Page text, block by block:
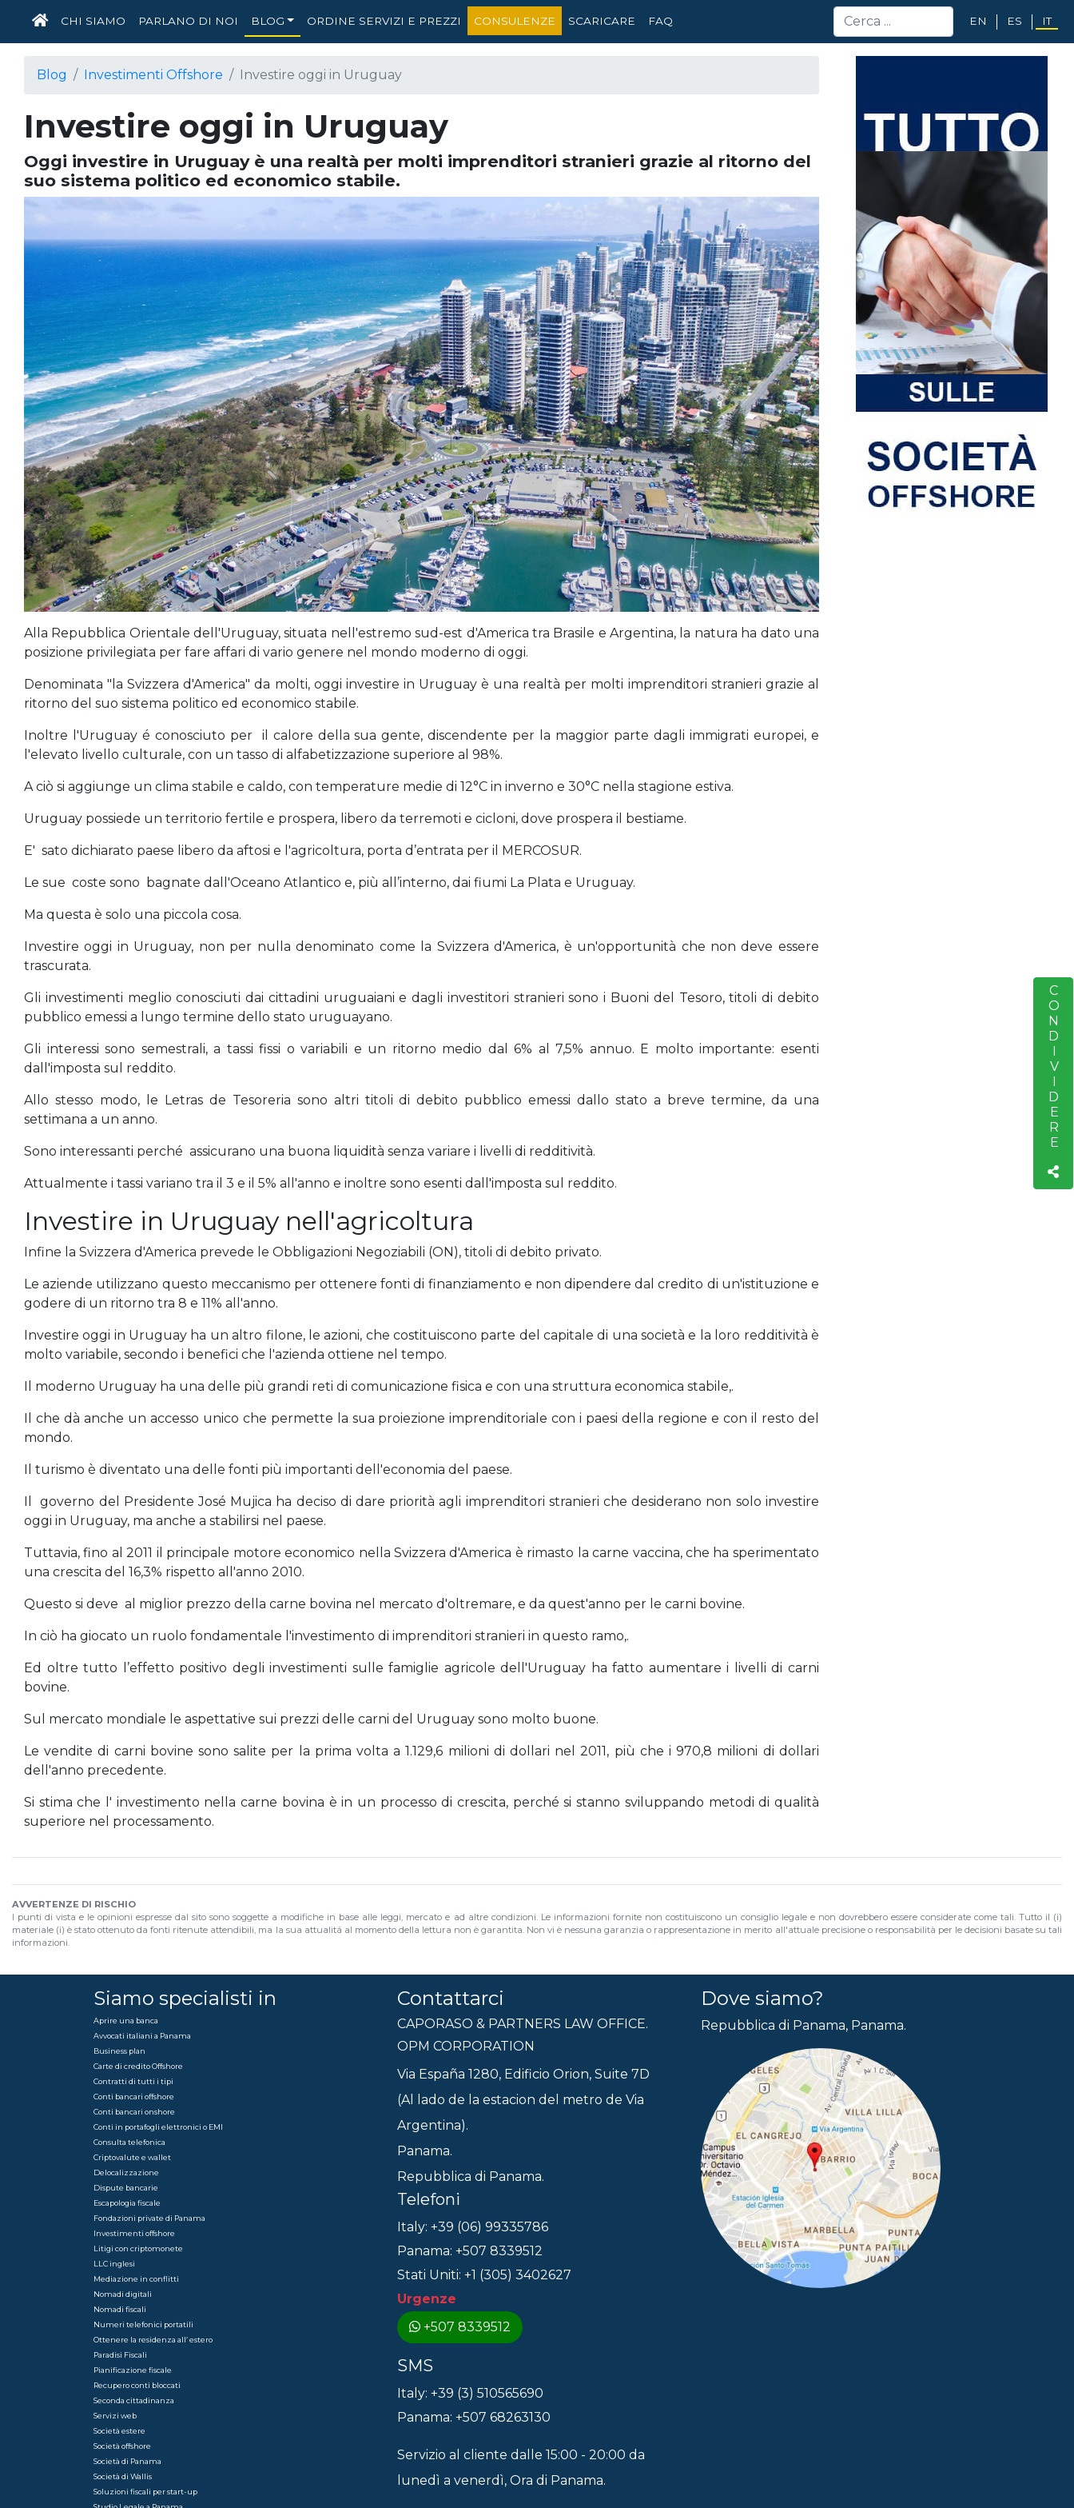
HOME
CHI SIAMO PARLANO DI NOI BLOG ORDINE SERVIZI E PREZZI CONSULENZE SCARICARE FAQ EN ES IT
Blog Investimenti Offshore Investire oggi in Uruguay
Investire oggi in Uruguay
Oggi investire in Uruguay è una realtà per molti imprenditori stranieri grazie al ritorno del
suo sistema politico ed economico stabile.
Alla Repubblica Orientale dell'Uruguay, situata nell'estremo sud-est d'America tra Brasile e Argentina, la natura ha dato una
posizione privilegiata per fare affari di vario genere nel mondo moderno di oggi.
Denominata "la Svizzera d'America" da molti, oggi investire in Uruguay è una realtà per molti imprenditori stranieri grazie al
ritorno del suo sistema politico ed economico stabile.
Inoltre l'Uruguay é conosciuto per il calore della sua gente, discendente per la maggior parte dagli immigrati europei, e
l'elevato livello culturale, con un tasso di alfabetizzazione superiore al 98%.
A ciò si aggiunge un clima stabile e caldo, con temperature medie di 12°C in inverno e 30°C nella stagione estiva.
Uruguay possiede un territorio fertile e prospera, libero da terremoti e cicloni, dove prospera il bestiame.
E' sato dichiarato paese libero da aftosi e l'agricoltura, porta d’entrata per il MERCOSUR.
Le sue coste sono bagnate dall'Oceano Atlantico e, più all’interno, dai fiumi La Plata e Uruguay.
Ma questa è solo una piccola cosa.
Investire oggi in Uruguay, non per nulla denominato come la Svizzera d'America, è un'opportunità che non deve essere
trascurata.
Gli investimenti meglio conosciuti dai cittadini uruguaiani e dagli investitori stranieri sono i Buoni del Tesoro, titoli di debito
pubblico emessi a lungo termine dello stato uruguayano.
Gli interessi sono semestrali, a tassi fissi o variabili e un ritorno medio dal 6% al 7,5% annuo. E molto importante: esenti
dall'imposta sul reddito.
Allo stesso modo, le Letras de Tesoreria sono altri titoli di debito pubblico emessi dallo stato a breve termine, da una
settimana a un anno.
Sono interessanti perché assicurano una buona liquidità senza variare i livelli di redditività.
Attualmente i tassi variano tra il 3 e il 5% all'anno e inoltre sono esenti dall'imposta sul reddito.
Investire in Uruguay nell'agricoltura
Infine la Svizzera d'America prevede le Obbligazioni Negoziabili (ON), titoli di debito privato.
Le aziende utilizzano questo meccanismo per ottenere fonti di finanziamento e non dipendere dal credito di un'istituzione e
godere di un ritorno tra 8 e 11% all'anno.
Investire oggi in Uruguay ha un altro filone, le azioni, che costituiscono parte del capitale di una società e la loro redditività è
molto variabile, secondo i benefici che l'azienda ottiene nel tempo.
Il moderno Uruguay ha una delle più grandi reti di comunicazione fisica e con una struttura economica stabile,.
Il che dà anche un accesso unico che permette la sua proiezione imprenditoriale con i paesi della regione e con il resto del
mondo.
Il turismo è diventato una delle fonti più importanti dell'economia del paese.
Il governo del Presidente José Mujica ha deciso di dare priorità agli imprenditori stranieri che desiderano non solo investire
oggi in Uruguay, ma anche a stabilirsi nel paese.
Tuttavia, fino al 2011 il principale motore economico nella Svizzera d'America è rimasto la carne vaccina, che ha sperimentato
una crescita del 16,3% rispetto all'anno 2010.
Questo si deve al miglior prezzo della carne bovina nel mercato d'oltremare, e da quest'anno per le carni bovine.
In ciò ha giocato un ruolo fondamentale l'investimento di imprenditori stranieri in questo ramo,.
Ed oltre tutto l’effetto positivo degli investimenti sulle famiglie agricole dell'Uruguay ha fatto aumentare i livelli di carni
bovine.
Sul mercato mondiale le aspettative sui prezzi delle carni del Uruguay sono molto buone.
Le vendite di carni bovine sono salite per la prima volta a 1.129,6 milioni di dollari nel 2011, più che i 970,8 milioni di dollari
dell'anno precedente.
Si stima che l' investimento nella carne bovina è in un processo di crescita, perché si stanno sviluppando metodi di qualità
superiore nel processamento.
AVVERTENZE DI RISCHIO
I punti di vista e le opinioni espresse dal sito sono soggette a modifiche in base alle leggi, mercato e ad altre condizioni. Le informazioni fornite non costituiscono un consiglio legale e non dovrebbero essere considerate come tali. Tutto il (i)
materiale (i) è stato ottenuto da fonti ritenute attendibili, ma la sua attualitá al momento della lettura non è garantita. Non vi è nessuna garanzia o rappresentazione in merito all'attuale precisione o responsabilità per le decisioni basate su tali
informazioni.
CONDIVIDERE
Siamo specialisti in
Aprire una banca
Avvocati italiani a Panama
Business plan
Carte di credito Offshore
Contratti di tutti i tipi
Conti bancari offshore
Conti bancari onshore
Conti in portafogli elettronici o EMI
Consulta telefonica
Criptovalute e wallet
Delocalizzazione
Dispute bancarie
Escapologia fiscale
Fondazioni private di Panama
Investimenti offshore
Litigi con criptomonete
LLC inglesi
Mediazione in conflitti
Nomadi digitali
Nomadi fiscali
Numeri telefonici portatili
Ottenere la residenza all’ estero
Paradisi Fiscali
Pianificazione fiscale
Recupero conti bloccati
Seconda cittadinanza
Servizi web
Società estere
Società offshore
Società di Panama
Società di Wallis
Soluzioni fiscali per start-up
Contattarci
CAPORASO & PARTNERS LAW OFFICE.
OPM CORPORATION
Via España 1280, Edificio Orion, Suite 7D
(Al lado de la estacion del metro de Via
Argentina).
Panama.
Repubblica di Panama.
Telefoni
Italy: +39 (06) 99335786
Panama: +507 8339512
Stati Uniti: +1 (305) 3402627
Urgenze
+507 8339512
SMS
Italy: +39 (3) 510565690
Panama: +507 68263130
Servizio al cliente dalle 15:00 - 20:00 da
lunedì a venerdì, Ora di Panama.
Dove siamo?
Repubblica di Panama, Panama.